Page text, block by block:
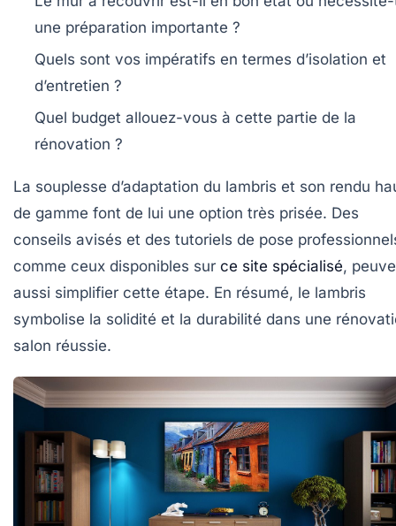
une préparation importante ?
Quels sont vos impératifs en termes d’isolation et
d’entretien ?
Quel budget allouez-vous à cette partie de la
rénovation ?
La souplesse d’adaptation du lambris et son rendu
de gamme font de lui une option très prisée. Des
conseils avisés et des tutoriels de pose
comme ceux disponibles sur ce site spécialisé,
aussi simplifier cette étape. En résumé, le lambris
symbolise la solidité et la durabilité dans une
salon réussie.